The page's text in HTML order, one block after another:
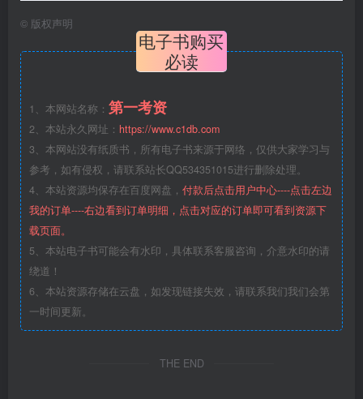
© 版权声明
电子书购买
必读
1、本网站名称： 第一考资
2、本站永久网址： https://www.c1db.com
3、本网站没有纸质书，所有电子书来源于网络，仅供大家学习与
参考，如有侵权，请联系站长QQ534351015进行删除处理。
4、本站资源均保存在百度网盘， 付款后点击用户中心----点击左边
我的订单----右边看到订单明细，点击对应的订单即可看到资源下
载页面。
5、本站电子书可能会有水印，具体联系客服咨询，介意水印的请
绕道！
6、本站资源存储在云盘，如发现链接失效，请联系我们我们会第
一时间更新。
THE END